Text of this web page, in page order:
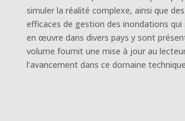
simuler la réalité complexe, ainsi que
efficaces de gestion des inondations qui
en œuvre dans divers pays y sont
volume fournit une mise à jour au
l’avancement dans ce domaine